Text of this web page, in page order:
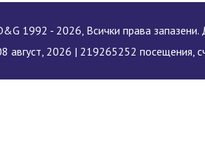
1992 - 2026, Всички права
август, 2026 | 219265252 посещения,